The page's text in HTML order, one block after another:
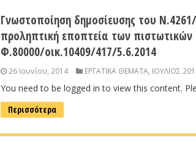
Γνωστοποίηση δημοσίευσης του
προληπτική εποπτεία των
Φ.80000/οικ.10409/417/5.6.2014
26 Ιουνίου, 2014 ΕΡΓΑΤΙΚΑ ΘΕΜΑΤΑ ΙΟΥΛΙΟΣ
You need to be logged in to view this content.
Περισσότερα